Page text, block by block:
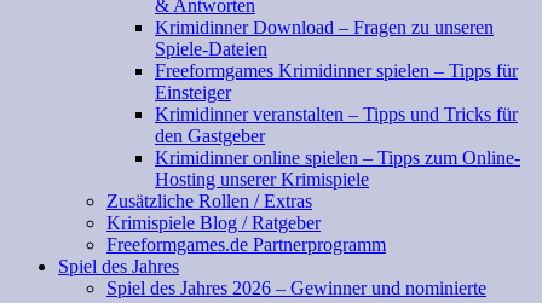
& Antworten
Krimidinner Download – Fragen zu unseren
Spiele-Dateien
Freeformgames Krimidinner spielen – Tipps für
Einsteiger
Krimidinner veranstalten – Tipps und Tricks für
den Gastgeber
Krimidinner online spielen – Tipps zum Online-
Hosting unserer Krimispiele
Zusätzliche Rollen / Extras
Krimispiele Blog / Ratgeber
Freeformgames.de Partnerprogramm
Spiel des Jahres
Spiel des Jahres 2026 – Gewinner und nominierte